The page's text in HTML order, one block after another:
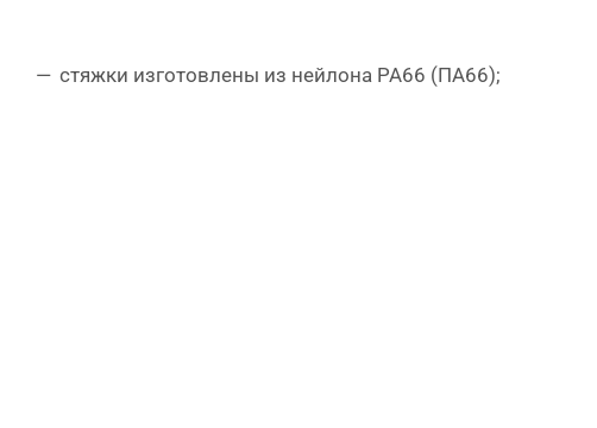
стяжки изготовлены из нейлона PA66 (ПА66);